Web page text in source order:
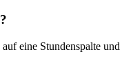
eine Stundenspalte